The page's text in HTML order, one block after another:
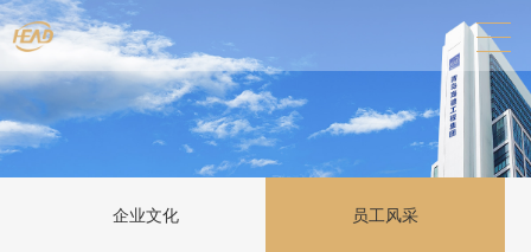
企业文化 员工风采